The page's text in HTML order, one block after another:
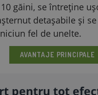
găini, se întreține
detașabile și
fel de unelte.
AVANTAJE PRINCIPALE
pentru tot